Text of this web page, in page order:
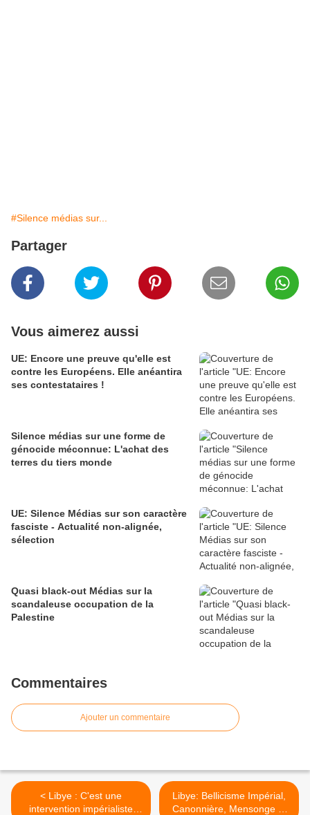
#Silence médias sur...
Partager
Vous aimerez aussi
UE: Encore une preuve qu'elle est
contre les Européens. Elle anéantira
ses contestataires !
Silence médias sur une forme de
génocide méconnue: L'achat des
terres du tiers monde
UE: Silence Médias sur son caractère
fasciste - Actualité non-alignée,
sélection
Quasi black-out Médias sur la
scandaleuse occupation de la
Palestine
Commentaires
Ajouter un commentaire
< Libye : C'est une
intervention impérialiste
Libye: Bellicisme Impérial,
Canonnière, Mensonge et